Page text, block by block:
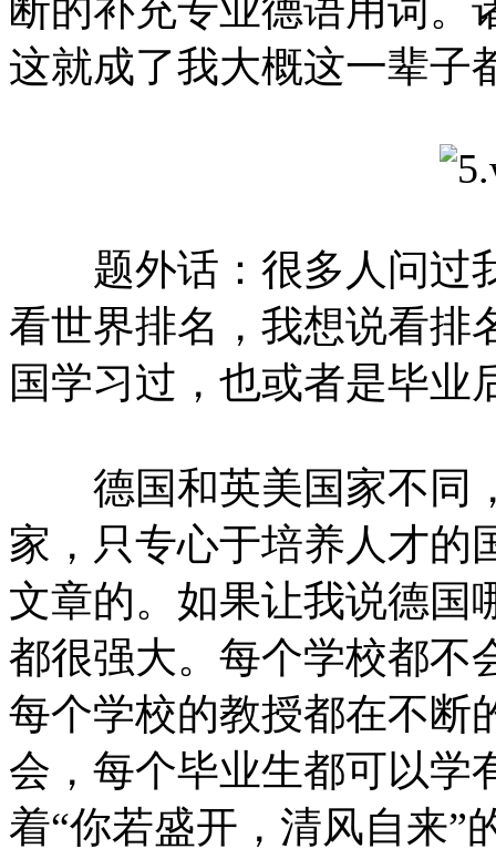
断的补充专业德语用词。
这就成了我大概这一辈子
题外话：很多人问过
看世界排名，我想说看排
国学习过，也或者是毕业
德国和英美国家不同
家，只专心于培养人才的
文章的。如果让我说德国
都很强大。每个学校都不
每个学校的教授都在不断
会，每个毕业生都可以学
着“你若盛开，清风自来”